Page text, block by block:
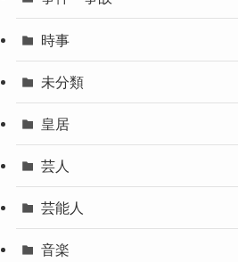
時事
未分類
皇居
芸人
芸能人
音楽